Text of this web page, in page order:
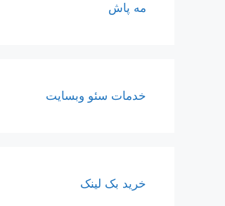
مه پاش
خدمات سئو وبسایت
خرید بک لینک